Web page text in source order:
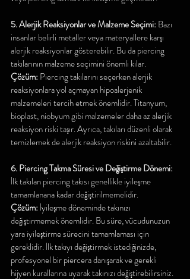
5. Alerjik Reaksiyonlar ve Malzeme Seçimi: Bazı
insanlar belirli metaller veya materyallere karşı
alerjik reaksiyonlar gösterebilir. Bu da piercing
takılarının malzeme seçimini önemli kılar.
Çözüm: Piercing takılarını seçerken alerjik
reaksiyonlara yol açmayan hipoalerjenik
malzemeleri tercih etmek önemlidir. Titanyum,
bioplast, niobyum gibi malzemeler daha az alerjik
reaksiyon riski taşır. Ayrıca, takıları düzenli olarak
temizlemek de alerjik reaksiyon riskini azaltabilir.
6. Piercing Takma Süresi ve Değiştirme Dönemi:
İlk takılan piercing takısı genellikle iyileşme
tamamlanana kadar değiştirilmemelidir.
Çözüm: İyileşme döneminde takınızı
değiştirmemek önemlidir. Bu süre, vücudunuzun
yara iyileştirme sürecini tamamlaması için
gereklidir. İlk takıyı değiştirmek istediğinizde,
profesyonel bir piercera danışarak ve gerekli
hijyen kurallarına uyarak takınızı değiştirebilirsiniz.